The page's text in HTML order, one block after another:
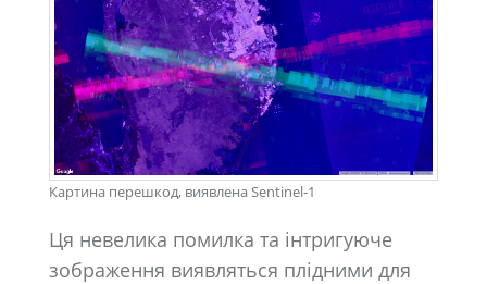
Картина перешкод, виявлена Sentinel-1
Ця невелика помилка та інтригуюче
зображення виявляться плідними для